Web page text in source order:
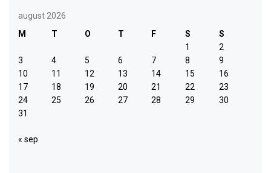
august 2026
M
T O T F S
S
1
2
3
4 5 6 7 8
9
10
11 12 13 14 15
16
17
18 19 20 21 22
23
24
25 26 27 28 29
30
31
« sep